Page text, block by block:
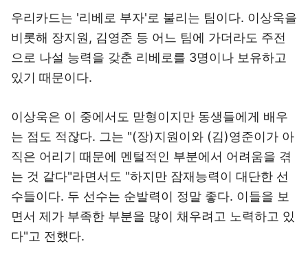
우리카드는 '리베로 부자'로 불리는 팀이다. 이상욱을
비롯해 장지원, 김영준 등 어느 팀에 가더라도 주전
으로 나설 능력을 갖춘 리베로를 3명이나 보유하고
있기 때문이다.
이상욱은 이 중에서도 맏형이지만 동생들에게 배우
는 점도 적잖다. 그는 "(장)지원이와 (김)영준이가 아
직은 어리기 때문에 멘털적인 부분에서 어려움을 겪
는 것 같다"라면서도 "하지만 잠재능력이 대단한 선
수들이다. 두 선수는 순발력이 정말 좋다. 이들을 보
면서 제가 부족한 부분을 많이 채우려고 노력하고 있
다"고 전했다.